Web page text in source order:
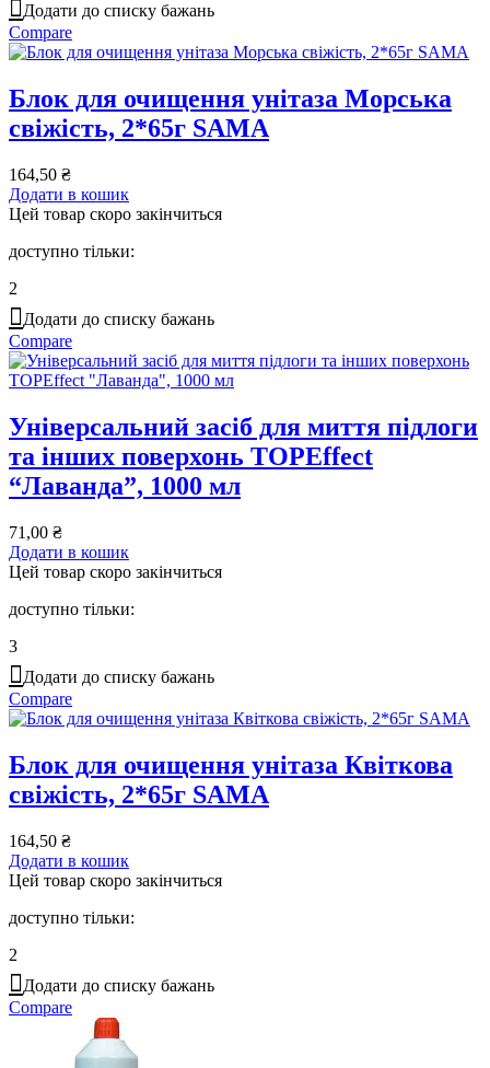
Додати до списку бажань
Compare
Блок для очищення унітаза Морська
свіжість, 2*65г SAMA
164,50 ₴
Додати в кошик
Цей товар скоро закінчиться
доступно тільки:
2
Додати до списку бажань
Compare
Універсальний засіб для миття підлоги
та інших поверхонь TOPEffect
“Лаванда”, 1000 мл
71,00 ₴
Додати в кошик
Цей товар скоро закінчиться
доступно тільки:
3
Додати до списку бажань
Compare
Блок для очищення унітаза Квіткова
свіжість, 2*65г SAMA
164,50 ₴
Додати в кошик
Цей товар скоро закінчиться
доступно тільки:
2
Додати до списку бажань
Compare